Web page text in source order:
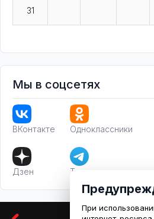
31
Мы в соцсетях
ВКонтакте Одноклассники
Дзен Телеграм
При